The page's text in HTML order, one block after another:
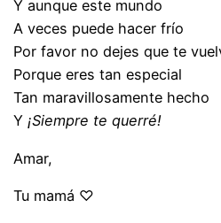
Y aunque este mundo
A veces puede hacer frío
Por favor no dejes que te
Porque eres tan especial
Tan maravillosamente hecho
Y ¡Siempre te querré!
Amar,
Tu mamá ♡